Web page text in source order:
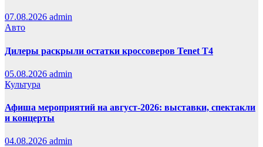
07.08.2026 admin
Авто
Дилеры раскрыли остатки кроссоверов Tenet T4
05.08.2026 admin
Культура
Афиша мероприятий на август-2026: выставки, спектакли
и концерты
04.08.2026 admin